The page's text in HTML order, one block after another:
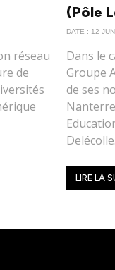
réseau
de
(Pôle
DATE : 12
Dans le
Groupe
de ses
LIRE LA